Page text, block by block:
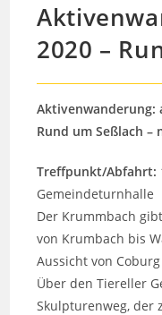
2020 –
Aktivenwanderung:
Rund um Seßlach
Treffpunkt/Abfahrt:
Gemeindeturnhalle
Der Krummbach
von Krumbach bis
Aussicht von
Über den Tiereller
Skulpturenweg, der